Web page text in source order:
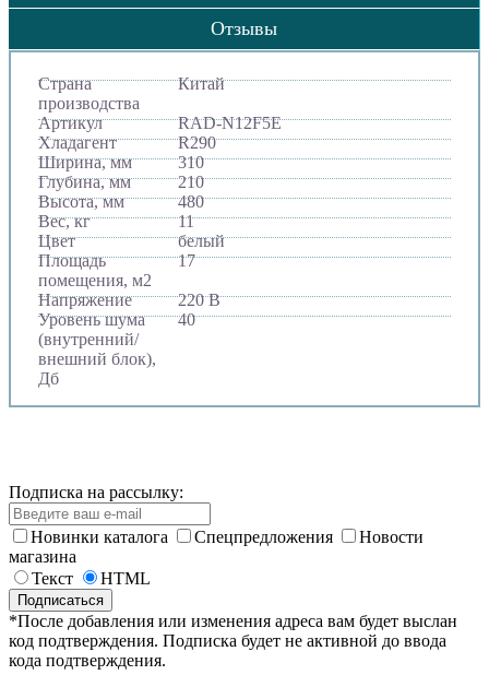
Отзывы
Страна
производства
Китай
Артикул
RAD-N12F5E
Хладагент
R290
Ширина, мм
310
Глубина, мм
210
Высота, мм
480
Вес, кг
11
Цвет
белый
Площадь
помещения, м2
17
Напряжение
220 В
Уровень шума
(внутренний/
внешний блок),
Дб
40
Подписка на рассылку:
Новинки каталога Спецпредложения
Новости
магазина
Текст
HTML
*После добавления или изменения адреса вам будет выслан
код подтверждения. Подписка будет не активной до ввода
кода подтверждения.